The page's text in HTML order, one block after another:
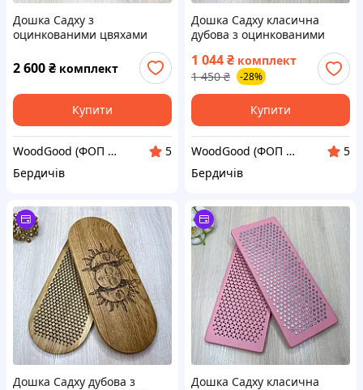
Дошка Садху з
оцинкованими цвяхами
дерев’яна для новачків.
Sadhu board від виробника
2 600₴ комплект
Купити
WoodGood (ФОП Овчар Олена Володимирівна)
5
Бердичів
Дошка Садху класична
дубова з оцинкованими
новачків. Sadhu board від
виробника
1 044₴ комплект
1 450 ₴ -28%
Купити
WoodGood (ФОП Овчар Олена Володимирівна)
5
Бердичів
Дошка Садху дубова з
Дошка Садху класична